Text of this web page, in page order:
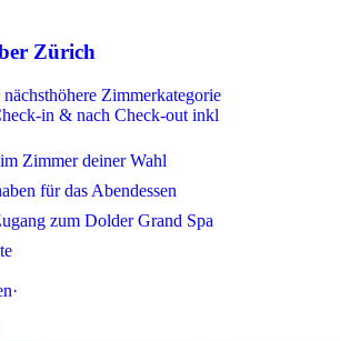
Zürich
Zimmerkategorie
in & nach Check-out inkl
Zimmer deiner Wahl
für das Abendessen
zum Dolder Grand Spa
·